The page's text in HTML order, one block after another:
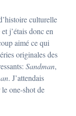
culturelle
j’étais donc en
aimé ce qui
originales des
Sandman,
. J’attendais
one-shot de